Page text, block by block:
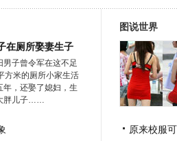
在厕所娶妻生子
男子曾令军在这不足
方米的厕所小家生活
年，还娶了媳妇，生
胖儿子……
图说世界
原来校服